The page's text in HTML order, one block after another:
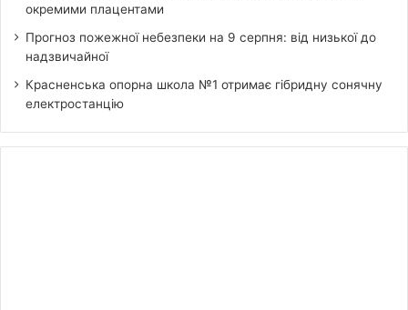
окремими плацентами
Прогноз пожежної небезпеки на 9 серпня: від низької до
надзвичайної
Красненська опорна школа №1 отримає гібридну сонячну
електростанцію